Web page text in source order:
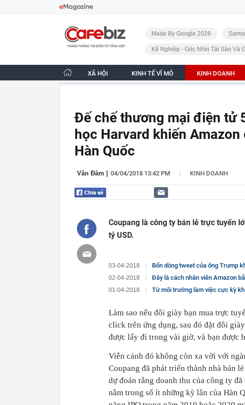
CafeBiz - Trang chủ
Made By Google 2026
Kế Nghiệp - Góc Nhìn Tài Sản Và
XÃ HỘI KINH TẾ VĨ MÔ KINH DOANH
Đế chế thương mại điện tử
học Harvard khiến
Hàn Quốc
Vân Đàm 04/04/2018 13:42 PM | KINH DOANH
Coupang là công ty bán lẻ trực tuyến
tỷ USD.
03-04-2018 Bốn dòng tweet của ông Trump
02-04-2018 Đây là cách nhân viên Amazon bắt đầu
01-04-2018 Từ môi trường làm việc cực kỳ khắc nghiệt,
Làm sao nếu đôi giày bạn mua trực
click trên ứng dụng, sau đó đặt đôi
được lấy đi trong vài giờ, và bạn được
Viễn cảnh đó không còn xa vời với
Coupang đã phát triển thành nhà bán
dự đoán rằng doanh thu của công ty
nằm trong số ít những kỳ lân của Hàn